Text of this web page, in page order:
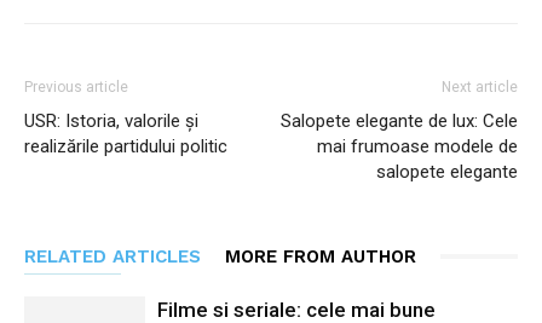
Previous article
USR: Istoria, valorile și
realizările partidului politic
Next article
Salopete elegante de lux: Cele
mai frumoase modele de
salopete elegante
RELATED ARTICLES MORE FROM AUTHOR
Filme si seriale: cele mai bune